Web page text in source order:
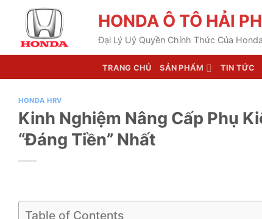
Chuyển
dung
HONDA Ô TÔ HẢI
Đại Lý Uỷ Quyền Chính Thức Của
TRANG CHỦ SẢN PHẨM TIN TỨC
HONDA HRV
Kinh Nghiệm Nâng Cấp Phụ
“Đáng Tiền” Nhất
Table of Contents